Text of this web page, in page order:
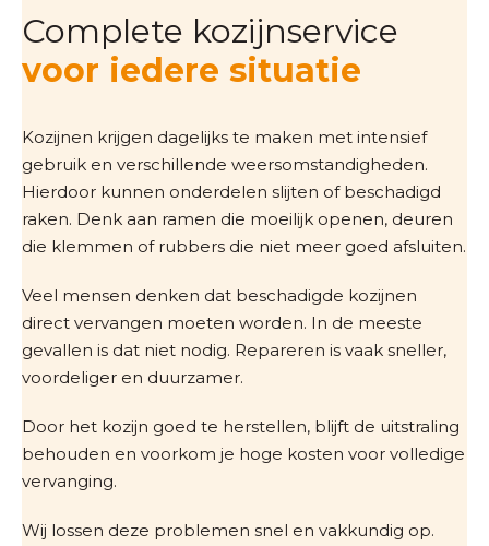
Complete kozijnservice
voor iedere situatie
Kozijnen krijgen dagelijks te maken met intensief
gebruik en verschillende weersomstandigheden.
Hierdoor kunnen onderdelen slijten of beschadigd
raken. Denk aan ramen die moeilijk openen, deuren
die klemmen of rubbers die niet meer goed afsluiten.
Veel mensen denken dat beschadigde kozijnen
direct vervangen moeten worden. In de meeste
gevallen is dat niet nodig. Repareren is vaak sneller,
voordeliger en duurzamer.
Door het kozijn goed te herstellen, blijft de uitstraling
behouden en voorkom je hoge kosten voor volledige
vervanging.
Wij lossen deze problemen snel en vakkundig op.